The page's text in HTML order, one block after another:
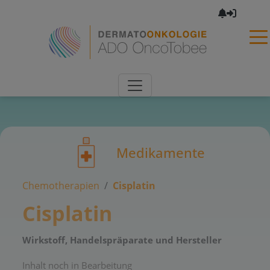
×
Medikamente
Chemotherapien Cisplatin
Cisplatin
Wirkstoff, Handelspräparate und Hersteller
Inhalt noch in Bearbeitung